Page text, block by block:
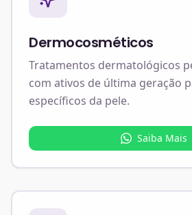
Dermocosméticos
Tratamentos dermatológicos
com ativos de última geração
específicos da pele.
Saiba Mais